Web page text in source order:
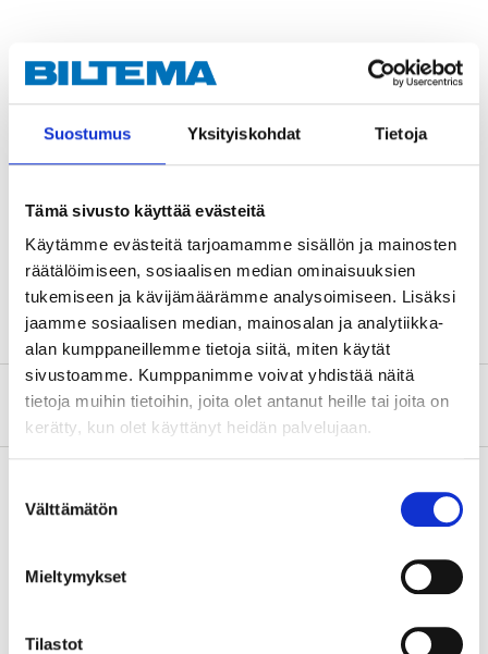
Suostumus Yksityiskohdat Tietoja
Tämä sivusto käyttää evästeitä
Käytämme evästeitä tarjoamamme sisällön ja mainosten
räätälöimiseen, sosiaalisen median ominaisuuksien
tukemiseen ja kävijämäärämme analysoimiseen. Lisäksi
jaamme sosiaalisen median, mainosalan ja analytiikka-
alan kumppaneillemme tietoja siitä, miten käytät
sivustoamme. Kumppanimme voivat yhdistää näitä
tietoja muihin tietoihin, joita olet antanut heille tai joita on
kerätty, kun olet käyttänyt heidän palvelujaan.
valinta
Välttämätön
Mieltymykset
Tilastot
Technical specifications
Voltage
12 V DC
Current
10 A
Hole diameter
Width
20 mm
Height
35 mm
About the manufacturer
Pay & Collect in your local store within 2 hours!